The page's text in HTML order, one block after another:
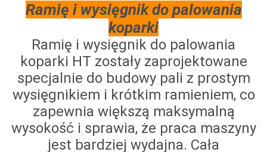
Ramię i wysięgnik do palowania
koparki
Ramię i wysięgnik do palowania
koparki HT zostały zaprojektowane
specjalnie do budowy pali z prostym
wysięgnikiem i krótkim ramieniem, co
zapewnia większą maksymalną
wysokość i sprawia, że praca maszyny
jest bardziej wydajna. Cała